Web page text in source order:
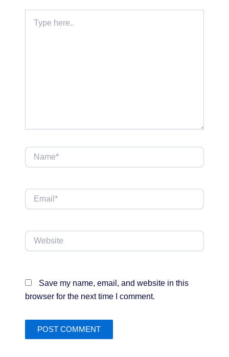
here..
Name*
Email*
Website
Save my name, email, and website in this
browser for the next time I comment.